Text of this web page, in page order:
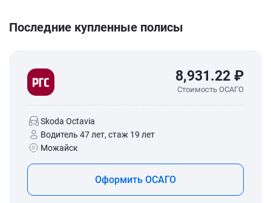
Последние купленные полисы
8,931.22 ₽
Стоимость ОСАГО
Skoda Octavia
Водитель 47 лет, стаж 19 лет
Можайск
Оформить ОСАГО